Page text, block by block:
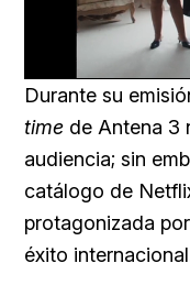
Durante su
time de Antena 3
audiencia; sin
catálogo de
protagonizada por
éxito